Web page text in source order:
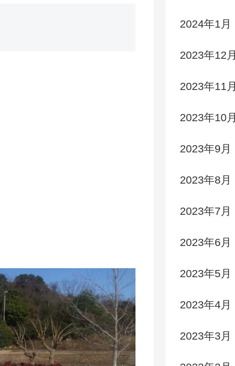
2024年1月
2023年12月
2023年11月
2023年10月
2023年9月
2023年8月
2023年7月
2023年6月
2023年5月
2023年4月
2023年3月